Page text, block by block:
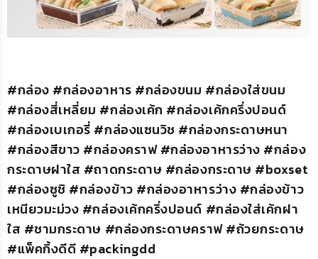
#กล่อง #กล่องอาหาร #กล่องขนม #กล่องใส่ขนม
#กล่องสี่เหลี่ยม #กล่องเค้ก #กล่องเค้กครึ่งปอนด์
#กล่องเบเกอรี่ #กล่องแซนวิช #กล่องกระดาษหนา
#กล่องสีขาว #กล่องคราฟ #กล่องอาหารว่าง #กล่อง
กระดาษฝาใส #ถาดกระดาษ #กล่องกระดาษ #boxset
#กล่องซูชิ #กล่องข้าว #กล่องอาหารว่าง #กล่องข้าว
เหนียวมะม่วง #กล่องเค้กครึ่งปอนด์ #กล่องใส่เค้กฝา
ใส #ชามกระดาษ #กล่องกระดาษคราฟ #ถ้วยกระดาษ
#แพ็คกิ้งดีดี #packingdd